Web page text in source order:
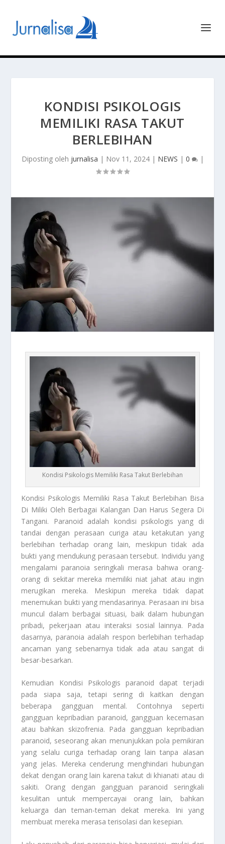
KONDISI PSIKOLOGIS
MEMILIKI RASA TAKUT
BERLEBIHAN
Diposting oleh jurnalisa | Nov 11, 2024| NEWS | 0 |
Kondisi Psikologis Memiliki Rasa Takut Berlebihan
Kondisi Psikologis Memiliki Rasa Takut Berlebihan Bisa
Di Miliki Oleh Berbagai Kalangan Dan Harus Segera Di
Tangani. Paranoid adalah kondisi psikologis yang di
tandai dengan perasaan curiga atau ketakutan yang
berlebihan terhadap orang lain, meskipun tidak ada
bukti yang mendukung perasaan tersebut. Individu yang
mengalami paranoia seringkali merasa bahwa orang-
orang di sekitar mereka memiliki niat jahat atau ingin
merugikan mereka. Meskipun mereka tidak dapat
menemukan bukti yang mendasarinya. Perasaan ini bisa
muncul dalam berbagai situasi, baik dalam hubungan
pribadi, pekerjaan atau interaksi sosial lainnya. Pada
dasarnya, paranoia adalah respon berlebihan terhadap
ancaman yang sebenarnya tidak ada atau sangat di
besar-besarkan.
Kemudian Kondisi Psikologis paranoid dapat terjadi
pada siapa saja, tetapi sering di kaitkan dengan
beberapa gangguan mental. Contohnya seperti
gangguan kepribadian paranoid, gangguan kecemasan
atau bahkan skizofrenia. Pada gangguan kepribadian
paranoid, seseorang akan menunjukkan pola pemikiran
yang selalu curiga terhadap orang lain tanpa alasan
yang jelas. Mereka cenderung menghindari hubungan
dekat dengan orang lain karena takut di khianati atau di
sakiti. Orang dengan gangguan paranoid seringkali
kesulitan untuk mempercayai orang lain, bahkan
keluarga dan teman-teman dekat mereka. Ini yang
membuat mereka merasa terisolasi dan kesepian.